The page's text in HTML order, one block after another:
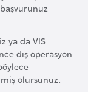
ya da VIS
dış operasyon
olursunuz.